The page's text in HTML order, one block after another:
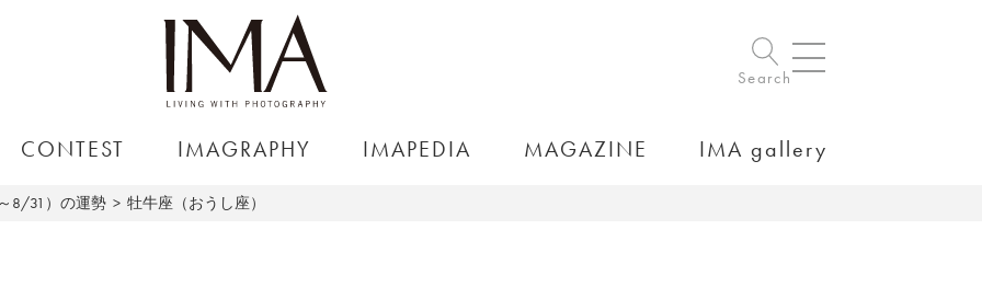
Search
CONTEST IMAGRAPHY IMAPEDIA MAGAZINE IMA gallery
8/31）の運勢 牡牛座（おうし座）